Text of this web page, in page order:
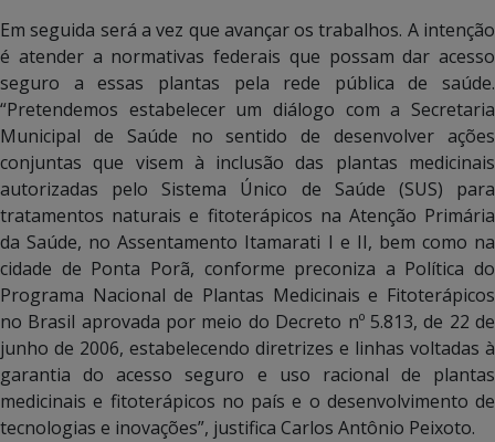
Em seguida será a vez que avançar os trabalhos. A intenção
é atender a normativas federais que possam dar acesso
seguro a essas plantas pela rede pública de saúde.
“Pretendemos estabelecer um diálogo com a Secretaria
Municipal de Saúde no sentido de desenvolver ações
conjuntas que visem à inclusão das plantas medicinais
autorizadas pelo Sistema Único de Saúde (SUS) para
tratamentos naturais e fitoterápicos na Atenção Primária
da Saúde, no Assentamento Itamarati I e II, bem como na
cidade de Ponta Porã, conforme preconiza a Política do
Programa Nacional de Plantas Medicinais e Fitoterápicos
no Brasil aprovada por meio do Decreto nº 5.813, de 22 de
junho de 2006, estabelecendo diretrizes e linhas voltadas à
garantia do acesso seguro e uso racional de plantas
medicinais e fitoterápicos no país e o desenvolvimento de
tecnologias e inovações”, justifica Carlos Antônio Peixoto.